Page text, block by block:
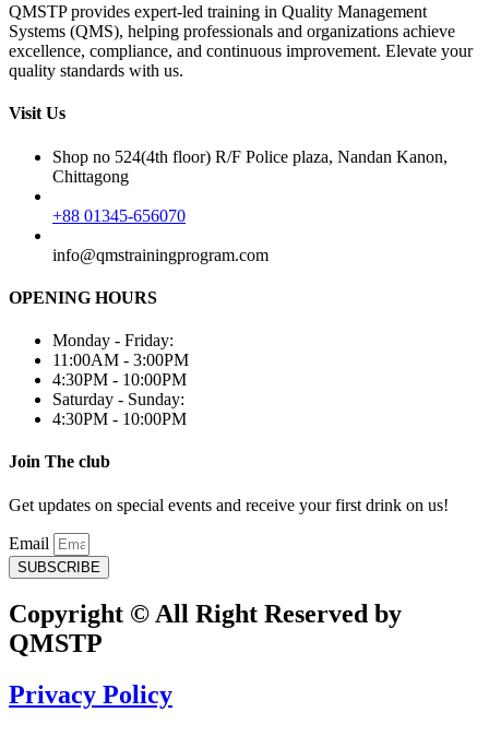
QMSTP provides expert-led training in Quality Management
Systems (QMS), helping professionals and organizations achieve
excellence, compliance, and continuous improvement. Elevate your
quality standards with us.
Visit Us
Shop no 524(4th floor) R/F Police plaza, Nandan Kanon,
Chittagong
+88 01345-656070
info@qmstrainingprogram.com
OPENING HOURS
Monday - Friday:
11:00AM - 3:00PM
4:30PM - 10:00PM
Saturday - Sunday:
4:30PM - 10:00PM
Join The club
Get updates on special events and receive your first drink on us!
Email
SUBSCRIBE
Copyright © All Right Reserved by
QMSTP
Privacy Policy